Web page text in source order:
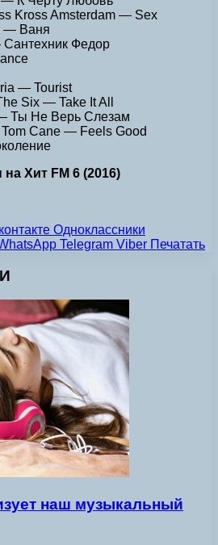
Kross Amsterdam — Sex
— Ваня
Федор
— Tourist
Six — Take It All
Ты Не Верь Слезам
Cane — Feels Good
Хит FM 6 (2016)
Одноклассники
Telegram Viber Печатать
наш музыкальный